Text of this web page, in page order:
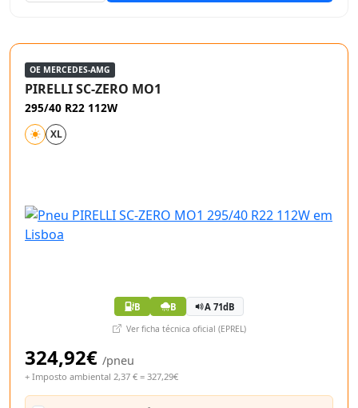
OE MERCEDES-AMG
PIRELLI SC-ZERO MO1
295/40 R22 112W
XL
B B A 71dB
Ver ficha técnica oficial (EPREL)
324,92€ /pneu
+ Imposto ambiental 2,37 € = 327,29€